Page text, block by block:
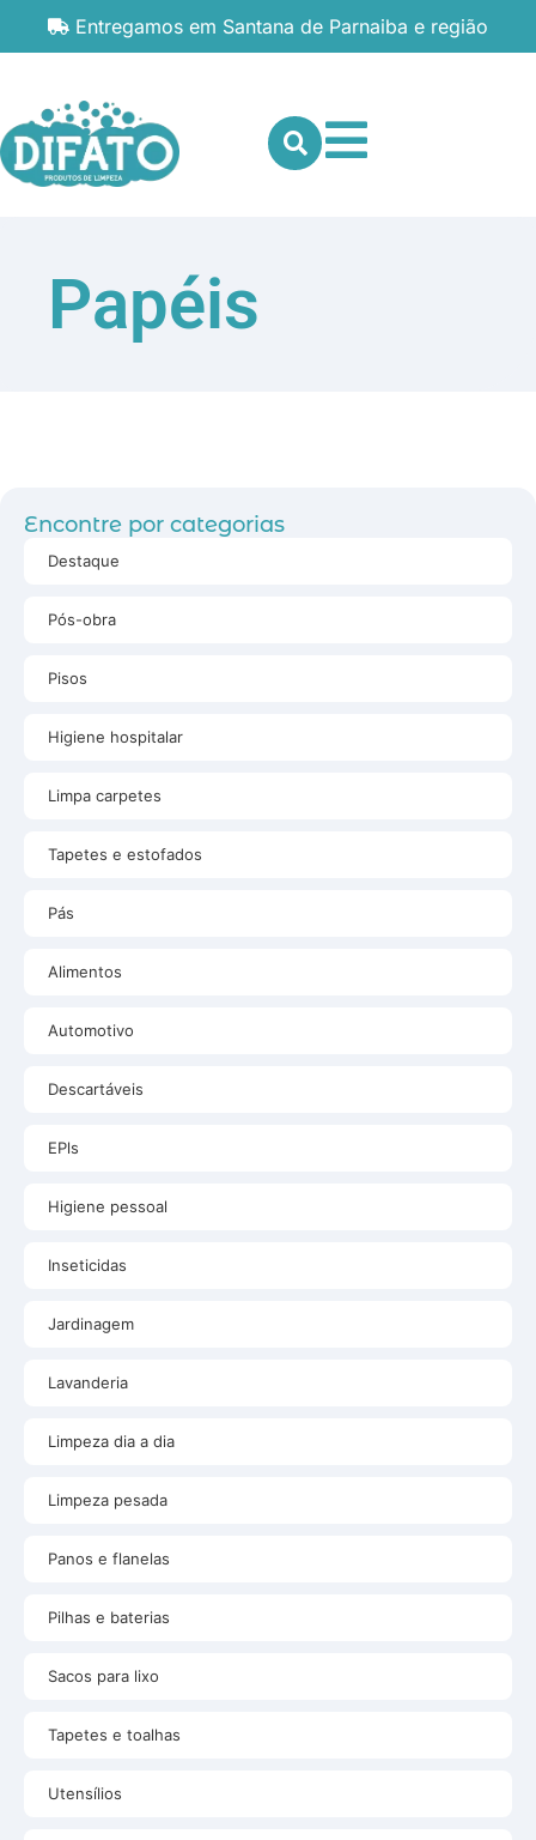
Entregamos em Santana de Parnaiba e região
Papéis
Encontre por categorias
Destaque
Pós-obra
Pisos
Higiene hospitalar
Limpa carpetes
Tapetes e estofados
Pás
Alimentos
Automotivo
Descartáveis
EPls
Higiene pessoal
Inseticidas
Jardinagem
Lavanderia
Limpeza dia a dia
Limpeza pesada
Panos e flanelas
Pilhas e baterias
Sacos para lixo
Tapetes e toalhas
Utensílios